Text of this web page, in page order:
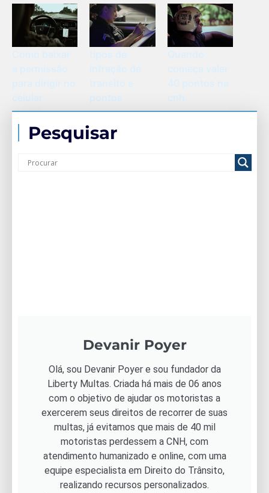
celular
pontos
cnh
Pesquisar
Devanir Poyer
Olá, sou Devanir Poyer e sou fundador da
Liberty Multas. Criada há mais de 06 anos
com o objetivo de ajudar os motoristas a
exercerem seus direitos de recorrer de suas
multas, já evitamos que mais de 40 mil
motoristas perdessem a CNH, com
atendimento humanizado e online, com uma
equipe especialista em Direito do Trânsito,
realizando recursos personalizados.